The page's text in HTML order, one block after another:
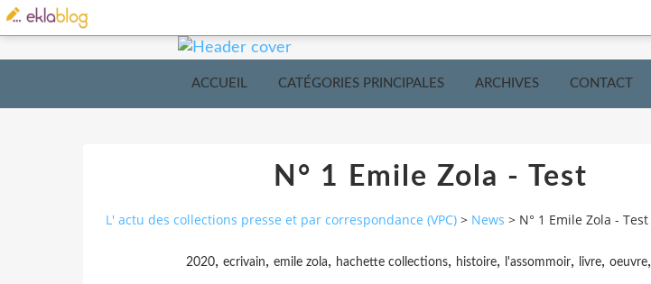
ACCUEIL CATÉGORIES PRINCIPALES ARCHIVES CONTACT
N° 1 Emile Zola - Test
L' actu des collections presse et par correspondance (VPC) > News > N° 1 Emile Zola - Test
2020, ecrivain, emile zola, hachette collections, histoire, l'assommoir, livre, oeuvre,